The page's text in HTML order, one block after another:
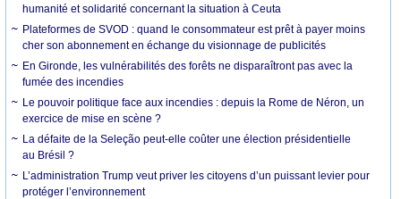
humanité et solidarité concernant la situation à Ceuta
Plateformes de SVOD : quand le consommateur est prêt à payer moins
cher son abonnement en échange du visionnage de publicités
En Gironde, les vulnérabilités des forêts ne disparaîtront pas avec la
fumée des incendies
Le pouvoir politique face aux incendies : depuis la Rome de Néron, un
exercice de mise en scène ?
La défaite de la Seleção peut-elle coûter une élection présidentielle
au Brésil ?
L’administration Trump veut priver les citoyens d’un puissant levier pour
protéger l’environnement